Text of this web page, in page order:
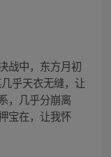
战中，东方月初
乎天衣无缝，让
，几乎分崩离
宝在，让我怀